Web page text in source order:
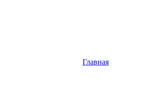
Главная